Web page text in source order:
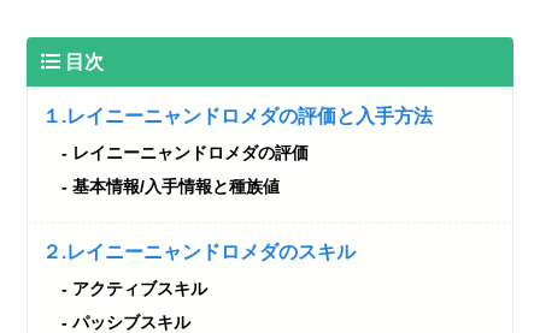
目次
１.レイニーニャンドロメダの評価と入手方法
レイニーニャンドロメダの評価
基本情報/入手情報と種族値
２.レイニーニャンドロメダのスキル
アクティブスキル
パッシブスキル